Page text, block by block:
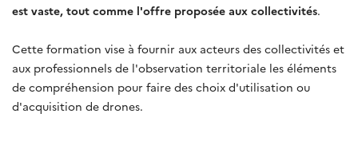
est vaste, tout comme l'offre proposée aux collectivités.
Cette formation vise à fournir aux acteurs des collectivités et
aux professionnels de l'observation territoriale les éléments
de compréhension pour faire des choix d'utilisation ou
d'acquisition de drones.